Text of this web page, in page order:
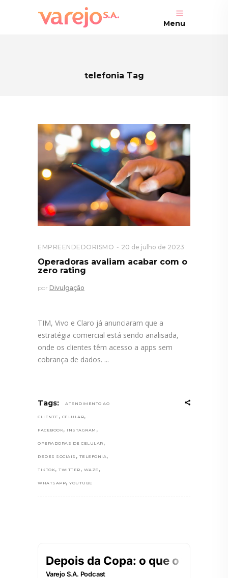
Menu
telefonia Tag
EMPREENDEDORISMO 20 de julho de 2023
Operadoras avaliam acabar com o
zero rating
por Divulgação
TIM, Vivo e Claro já anunciaram que a
estratégia comercial está sendo analisada,
onde os clientes têm acesso a apps sem
cobrança de dados.
Tags: ATENDIMENTO AO
CLIENTE , CELULAR,
FACEBOOK, INSTAGRAM ,
OPERADORAS DE CELULAR ,
REDES SOCIAIS , TELEFONIA ,
TIKTOK, TWITTER , WAZE ,
WHATSAPP, YOUTUBE